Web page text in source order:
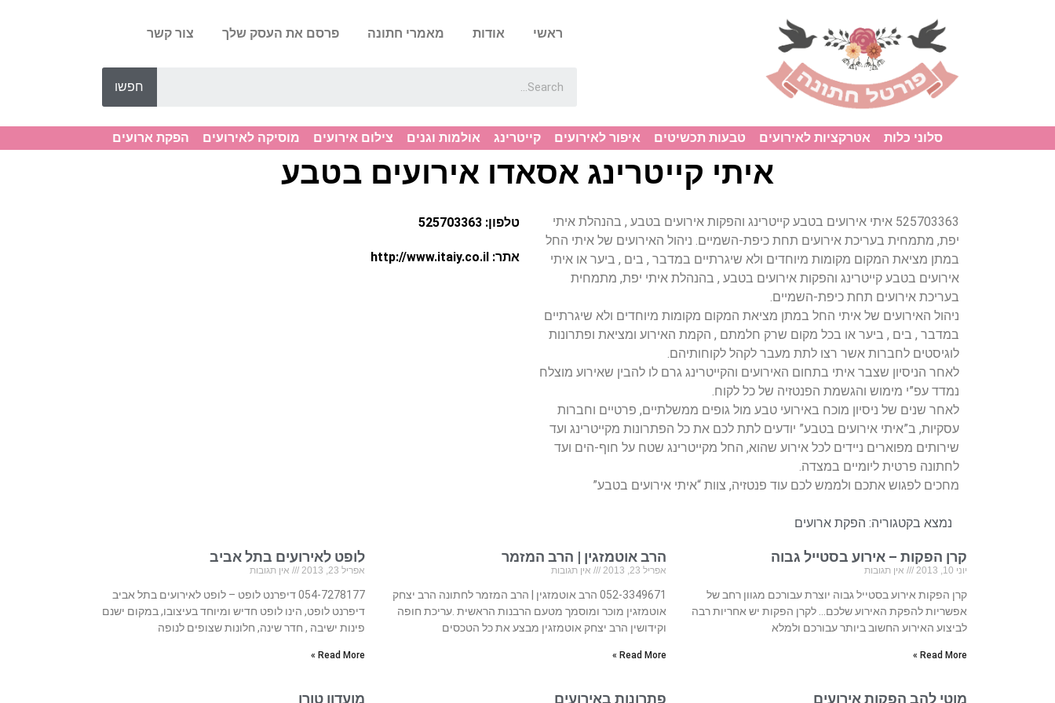
ראשי אודות מאמרי חתונה פרסם את העסק שלך צור קשר
חפשו
סלוני כלות אטרקציות לאירועים טבעות תכשיטים איפור לאירועים קייטרינג אולמות וגנים צילום אירועים מוסיקה לאירועים הפקת ארועים
איתי קייטרינג אסאדו אירועים בטבע
525703363 איתי אירועים בטבע קייטרינג והפקות אירועים בטבע , בהנהלת איתי
יפת, מתמחית בעריכת אירועים תחת כיפת-השמיים. ניהול האירועים של איתי החל
במתן מציאת המקום מקומות מיוחדים ולא שיגרתיים במדבר , בים , ביער או איתי
אירועים בטבע קייטרינג והפקות אירועים בטבע , בהנהלת איתי יפת, מתמחית
בעריכת אירועים תחת כיפת-השמיים.
ניהול האירועים של איתי החל במתן מציאת המקום מקומות מיוחדים ולא שיגרתיים
במדבר , בים , ביער או בכל מקום שרק חלמתם , הקמת האירוע ומציאת ופתרונות
לוגיסטים לחברות אשר רצו לתת מעבר לקהל לקוחותיהם.
לאחר הניסיון שצבר איתי בתחום האירועים והקייטרינג גרם לו להבין שאירוע מוצלח
נמדד עפ”י מימוש והגשמת הפנטזיה של כל לקוח.
לאחר שנים של ניסיון מוכח באירועי טבע מול גופים ממשלתיים, פרטיים וחברות
עסקיות, ב”איתי אירועים בטבע” יודעים לתת לכם את כל הפתרונות מקייטרינג ועד
שירותים מפוארים ניידים לכל אירוע שהוא, החל מקייטרינג שטח על חוף-הים ועד
לחתונה פרטית ליומיים במצדה.
מחכים לפגוש אתכם ולממש לכם עוד פנטזיה, צוות “איתי אירועים בטבע”
טלפון: 525703363
אתר: http://www.itaiy.co.il
נמצא בקטגוריה: הפקת ארועים
קרן הפקות – אירוע בסטייל גבוה
יוני 10, 2013 אין תגובות
קרן הפקות אירוע בסטייל גבוה יוצרת עבורכם מגוון רחב של
אפשריות להפקת האירוע שלכם… לקרן הפקות יש אחריות רבה
לביצוע האירוע החשוב ביותר עבורכם ולמלא
Read More »
הרב אוטמזגין | הרב המזמר
אפריל 23, 2013 אין תגובות
052-3349671 הרב אוטמזגין | הרב המזמר לחתונה הרב יצחק
אוטמזגין מוכר ומוסמך מטעם הרבנות הראשית .עריכת חופה
וקידושין הרב יצחק אוטמזגין מבצע את כל הטכסים
Read More »
לופט לאירועים בתל אביב
אפריל 23, 2013 אין תגובות
054-7278177 דיפרנט לופט – לופט לאירועים בתל אביב
דיפרנט לופט, הינו לופט חדיש ומיוחד בעיצובו, במקום ישנם
פינות ישיבה , חדר שינה, חלונות שצופים לנופה
Read More »
מוטי להב הפקות אירועים פתרונות באירועים מועדון טורו